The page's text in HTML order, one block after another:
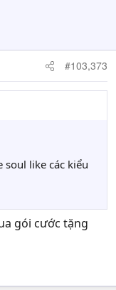
#103,373
like các kiểu
gói cước tặng